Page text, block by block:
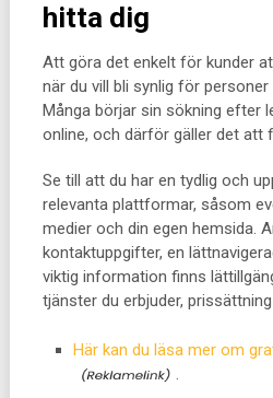
hitta dig
Att göra det enkelt för kunder
när du vill bli synlig för
Många börjar sin sökning efter
online, och därför gäller det att
Se till att du har en tydlig och
relevanta plattformar, såsom
medier och din egen hemsida.
kontaktuppgifter, en
viktig information finns
tjänster du erbjuder,
Här kan du läsa mer om